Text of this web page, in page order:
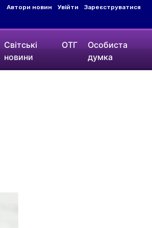
Автори новин Увійти Зареєструватися
Світські
новини
ОТГ
Особиста
думка